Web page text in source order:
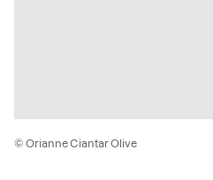
© Orianne Ciantar Olive